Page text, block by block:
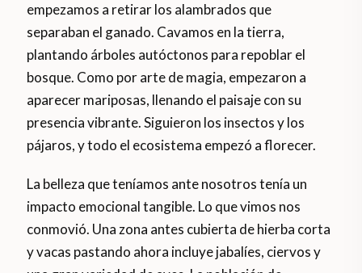
empezamos a retirar los alambrados que
separaban el ganado. Cavamos en la tierra,
plantando árboles autóctonos para repoblar el
bosque. Como por arte de magia, empezaron a
aparecer mariposas, llenando el paisaje con su
presencia vibrante. Siguieron los insectos y los
pájaros, y todo el ecosistema empezó a florecer.
La belleza que teníamos ante nosotros tenía un
impacto emocional tangible. Lo que vimos nos
conmovió. Una zona antes cubierta de hierba corta
y vacas pastando ahora incluye jabalíes, ciervos y